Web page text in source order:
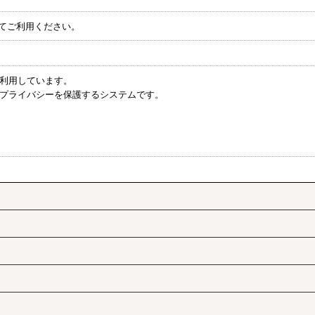
利用ください。
用しています。
イバシーを保護するシステムです。